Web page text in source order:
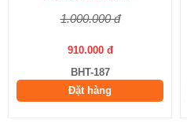
1.000.000 đ
910.000 đ
BHT-187
Đặt hàng